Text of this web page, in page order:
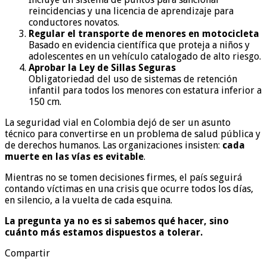
reincidencias y una licencia de aprendizaje para
conductores novatos.
Regular el transporte de menores en motocicleta
Basado en evidencia científica que proteja a niños y
adolescentes en un vehículo catalogado de alto riesgo.
Aprobar la Ley de Sillas Seguras
Obligatoriedad del uso de sistemas de retención
infantil para todos los menores con estatura inferior a
150 cm.
La seguridad vial en Colombia dejó de ser un asunto
técnico para convertirse en un problema de salud pública y
de derechos humanos. Las organizaciones insisten: cada
muerte en las vías es evitable.
Mientras no se tomen decisiones firmes, el país seguirá
contando víctimas en una crisis que ocurre todos los días,
en silencio, a la vuelta de cada esquina.
La pregunta ya no es si sabemos qué hacer, sino
cuánto más estamos dispuestos a tolerar.
Compartir